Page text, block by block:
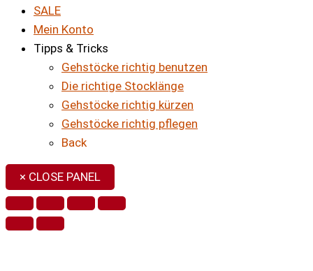
SALE
Mein Konto
Tipps & Tricks
Gehstöcke richtig benutzen
Die richtige Stocklänge
Gehstöcke richtig kürzen
Gehstöcke richtig pflegen
Back
× CLOSE PANEL